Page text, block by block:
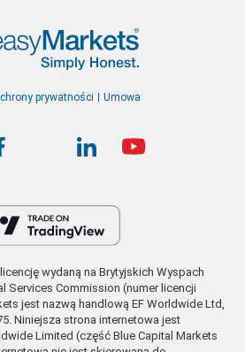
prywatności Umowa
wydaną na Brytyjskich Wyspach
Services Commission (numer licencji
jest nazwą handlową EF Worldwide Ltd,
Niniejsza strona internetowa jest
Limited (część Blue Capital Markets